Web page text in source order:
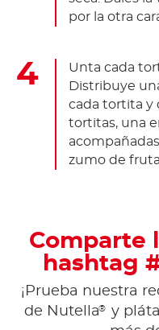
por la otra
Unta cada
Distribuye
cada tortita y
tortitas, una
zumo de fruta
Comparte
hashtag
¡Prueba nuestra
de Nutella®
y